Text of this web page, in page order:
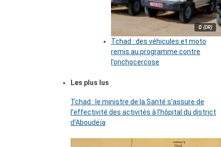
© (DR)
Tchad : des véhicules et moto
remis au programme contre
l’onchocercose
Les plus lus
Tchad : le ministre de la Santé s’assure de
l’effectivité des activités à l’hôpital du district
d’Aboudeïa